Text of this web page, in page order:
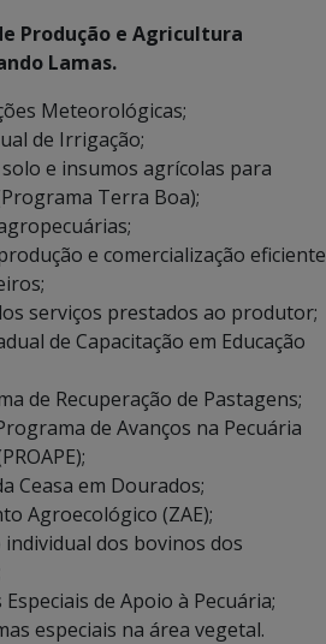
Produção e Agricultura
Lamas.
Meteorológicas;
de Irrigação;
e insumos agrícolas para
Terra Boa);
e comercialização eficiente
serviços prestados ao produtor;
de Capacitação em Educação
de Recuperação de Pastagens;
de Avanços na Pecuária
Ceasa em Dourados;
Agroecológico (ZAE);
dos bovinos dos
de Apoio à Pecuária;
especiais na área vegetal.